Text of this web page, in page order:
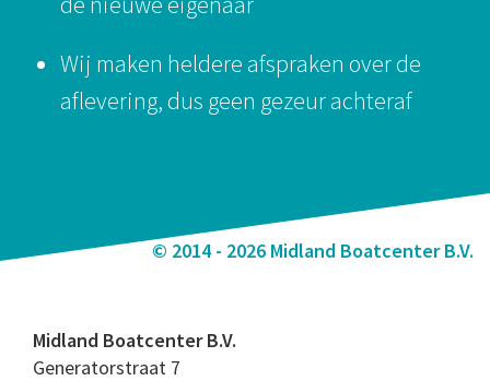
Wij maken heldere afspraken over de
aflevering, dus geen gezeur achteraf
© 2014 - 2026 Midland Boatcenter B.V.
Midland Boatcenter B.V.
Generatorstraat 7